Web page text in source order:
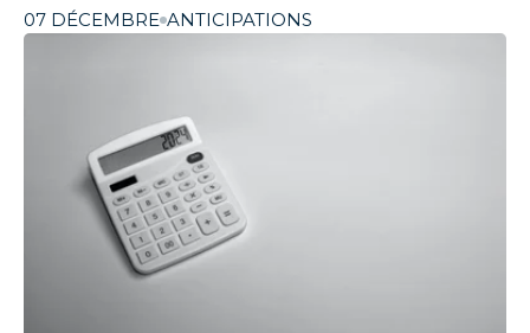
07 DÉCEMBRE ANTICIPATIONS